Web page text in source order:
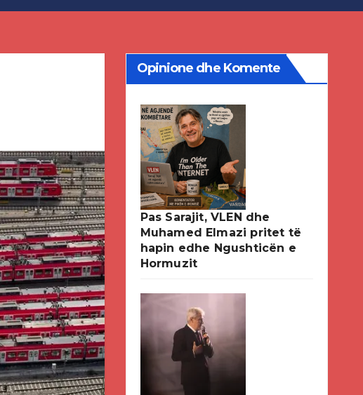
Opinione dhe Komente
Pas Sarajit, VLEN dhe
Muhamed Elmazi pritet të
hapin edhe Ngushticën e
Hormuzit